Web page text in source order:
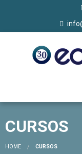
CURSOS
HOME CURSOS